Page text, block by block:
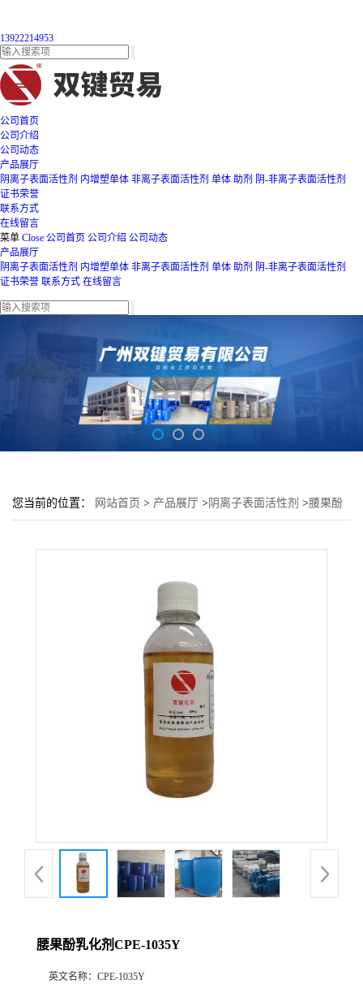
13922214953
公司首页
公司介绍
公司动态
产品展厅
阴离子表面活性剂 内增塑单体 非离子表面活性剂 单体 助剂 阴-非离子表面活性剂
证书荣誉
联系方式
在线留言
菜单 Close 公司首页 公司介绍 公司动态
产品展厅
阴离子表面活性剂 内增塑单体 非离子表面活性剂 单体 助剂 阴-非离子表面活性剂
证书荣誉 联系方式 在线留言
您当前的位置： 网站首页 > 产品展厅 > 阴离子表面活性剂 >腰果酚
腰果酚乳化剂CPE-1035Y
英文名称： CPE-1035Y